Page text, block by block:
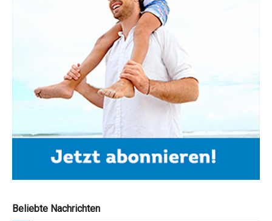
Beliebte Nachrichten